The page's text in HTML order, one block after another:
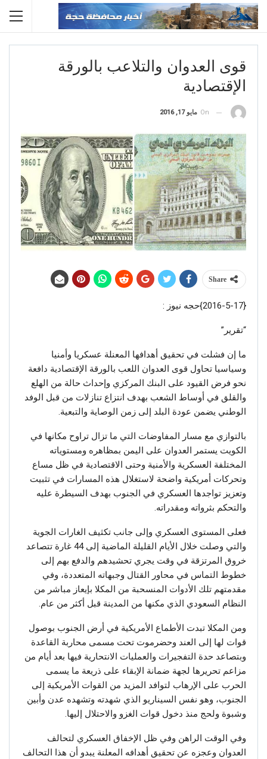
قوى العدوان والتلاعب بالورقة
الإقتصادية
On مايو 17, 2016
Share
{2016-5-17}حجه نيوز :
“تقرير”
ما إن فشلت في تحقيق أهدافها المعنلة عسكريا وأمنيا
وسياسيا تحاول قوى العدوان اللعب بالورقة الإقتصادية دافعة
نحو فرض القيود على البنك المركزي وإحداث حالة من الهلع
والقلق في أوساط الشعب بهدف انتزاع تنازلات من قبل الوفد
الوطني يضمن عودة البلد إلى زمن الوصاية والتبعية.
بالتوازي مع مسار المفاوضات التي ما تزال تراوح مكانها في
الكويت يستمر العدوان على اليمن بمظاهره ومستوياته
المختلفة العسكرية والأمنية وحتى الاقتصادية في ظل مساع
وتحركات أمريكية واضحة لاستغلال هذه المسارات في تثبيت
وتعزيز تواجدها العسكري في الجنوب بهدف السيطرة عليه
والتحكم بثرواته ومقدراته.
فعلى المستوى العسكري وإلى جانب تكثيف الغارات الجوية
والتي وصلت خلال الأيام القليلة الماضية إلى 44 غارة تتصاعد
خروق المرتزقة في وقت يجري تحشيدهم والدفع بهم إلى
خطوط التماس في محاور القتال وجبهاته المتعددة، وفي
مقدمتهم تلك الأدوات المنسحبة من المكلا بإيعاز مباشر من
النظام السعودي الذي مكنها من المدينة قبل أكثر من عام.
ومن المكلا تبدت الأطماع الأمريكية في أرض الجنوب بوصول
قوات لها إلى العند وحضرموت تحت مسمى محاربة القاعدة
وبتصاعد حدة التفجيرات والعمليات الانتحارية فيها بعد أيام من
مزاعم تحريرها لجهة ضمانة الإبقاء على ذريعة ما يسمى
الحرب على الإرهاب لتوافد المزيد من القوات الأمريكية إلى
الجنوب، وهو نفس السيناريو الذي شهدته وتشهده عدن وأبين
وشبوة ولحج منذ دخول قوات الغزو والاحتلال إليها.
وفي الوقت الراهن وفي ظل الإخفاق العسكري لتحالف
العدوان وعجزه عن تحقيق أهدافه المعلنة يبدو أن هذا التحالف